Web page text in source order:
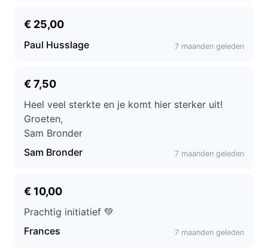
€ 25,00
Paul Husslage 7 maanden geleden
€ 7,50
Heel veel sterkte en je komt hier sterker uit!
Groeten,
Sam Bronder
Sam Bronder
7 maanden geleden
€ 10,00
Prachtig initiatief 💚
Frances
7 maanden geleden